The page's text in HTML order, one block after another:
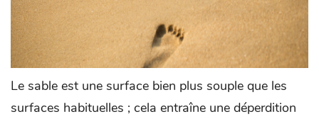
Le sable est une surface bien plus souple que les
surfaces habituelles ; cela entraîne une déperdition